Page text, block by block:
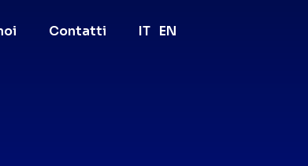
Contatti IT EN